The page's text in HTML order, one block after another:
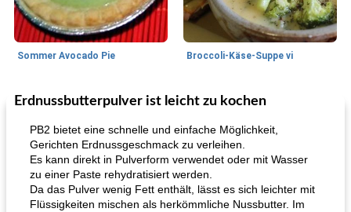
Sommer Avocado Pie Broccoli-Käse-Suppe vi
35 min
Kurs Mittagessen / Snacks
Erdnussbutterpulver ist leicht zu kochen
PB2 bietet eine schnelle und einfache Möglichkeit,
Gerichten Erdnussgeschmack zu verleihen.
Es kann direkt in Pulverform verwendet oder mit Wasser
zu einer Paste rehydratisiert werden.
Da das Pulver wenig Fett enthält, lässt es sich leichter mit
Flüssigkeiten mischen als herkömmliche Nussbutter. Im